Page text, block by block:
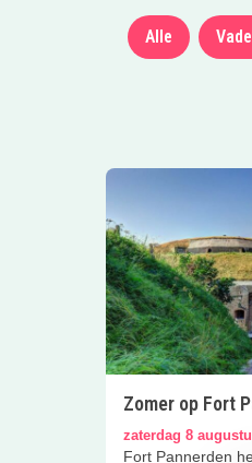
Alle
Zomer op Fort
zaterdag 8
Fort Pannerden